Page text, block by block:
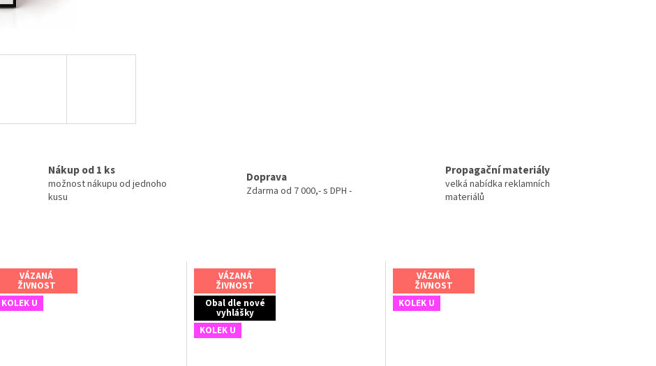
Nákup od 1 ks
možnost nákupu od jednoho
kusu
Doprava
Zdarma od 7 000,- s DPH -
Propagační materiály
velká nabídka reklamních
materiálů
VÁZANÁ
ŽIVNOST
KOLEK U
VÁZANÁ
ŽIVNOST
Obal dle nové
vyhlášky
KOLEK U
VÁZANÁ
ŽIVNOST
KOLEK U